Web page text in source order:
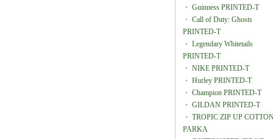
・ Guinness PRINTED-T
・ Call of Duty: Ghosts
PRINTED-T
・ Legendary Whitetails
PRINTED-T
・ NIKE PRINTED-T
・ Hurley PRINTED-T
・ Champion PRINTED-T
・ GILDAN PRINTED-T
・ TROPIC ZIP UP
PARKA